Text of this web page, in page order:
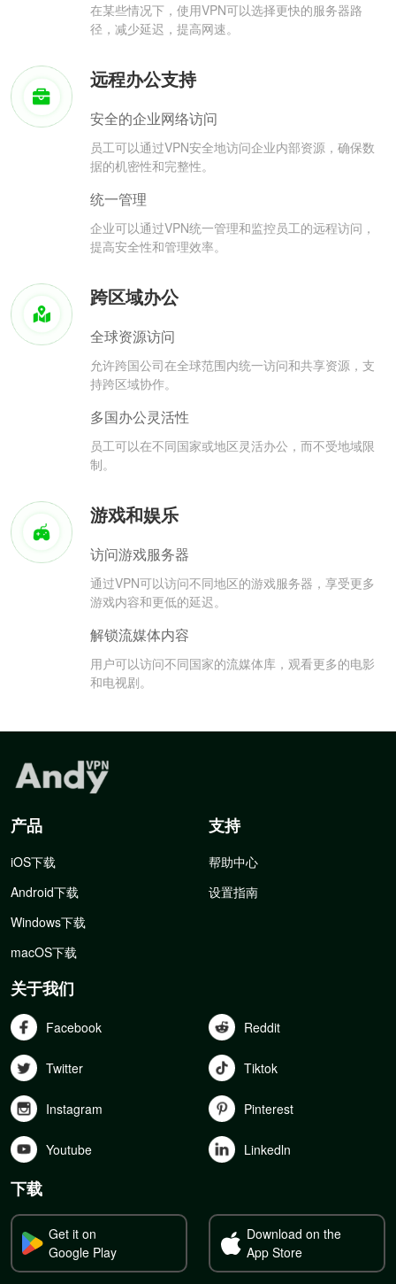
在某些情况下，使用VPN可以选择更快的服务器路
径，减少延迟，提高网速。
远程办公支持
安全的企业网络访问
员工可以通过VPN安全地访问企业内部资源，确保数
据的机密性和完整性。
统一管理
企业可以通过VPN统一管理和监控员工的远程访问，
提高安全性和管理效率。
跨区域办公
全球资源访问
允许跨国公司在全球范围内统一访问和共享资源，支
持跨区域协作。
多国办公灵活性
员工可以在不同国家或地区灵活办公，而不受地域限
制。
游戏和娱乐
访问游戏服务器
通过VPN可以访问不同地区的游戏服务器，享受更多
游戏内容和更低的延迟。
解锁流媒体内容
用户可以访问不同国家的流媒体库，观看更多的电影
和电视剧。
产品
iOS下载
Android下载
Windows下载
macOS下载
支持
帮助中心
设置指南
关于我们
Facebook Reddit
Twitter Tiktok
Instagram Pinterest
Youtube Linkedln
下载
Get it on
Google Play
Download on the
App Store